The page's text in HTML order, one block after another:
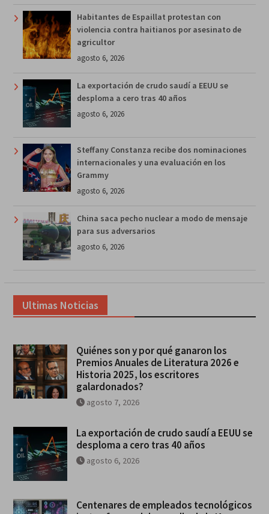
Habitantes de Espaillat protestan con
violencia contra haitianos por asesinato de
agricultor
agosto 6, 2026
La exportación de crudo saudí a EEUU se
desploma a cero tras 40 años
agosto 6, 2026
Steffany Constanza recibe dos nominaciones
internacionales y una evaluación en los
Grammy
agosto 6, 2026
China saca pecho nuclear a modo de mensaje
para sus adversarios
agosto 6, 2026
Ultimas Noticias
Quiénes son y por qué ganaron los
Premios Anuales de Literatura 2026 e
Historia 2025, los escritores
galardonados?
agosto 7, 2026
La exportación de crudo saudí a EEUU se
desploma a cero tras 40 años
agosto 6, 2026
Centenares de empleados tecnológicos